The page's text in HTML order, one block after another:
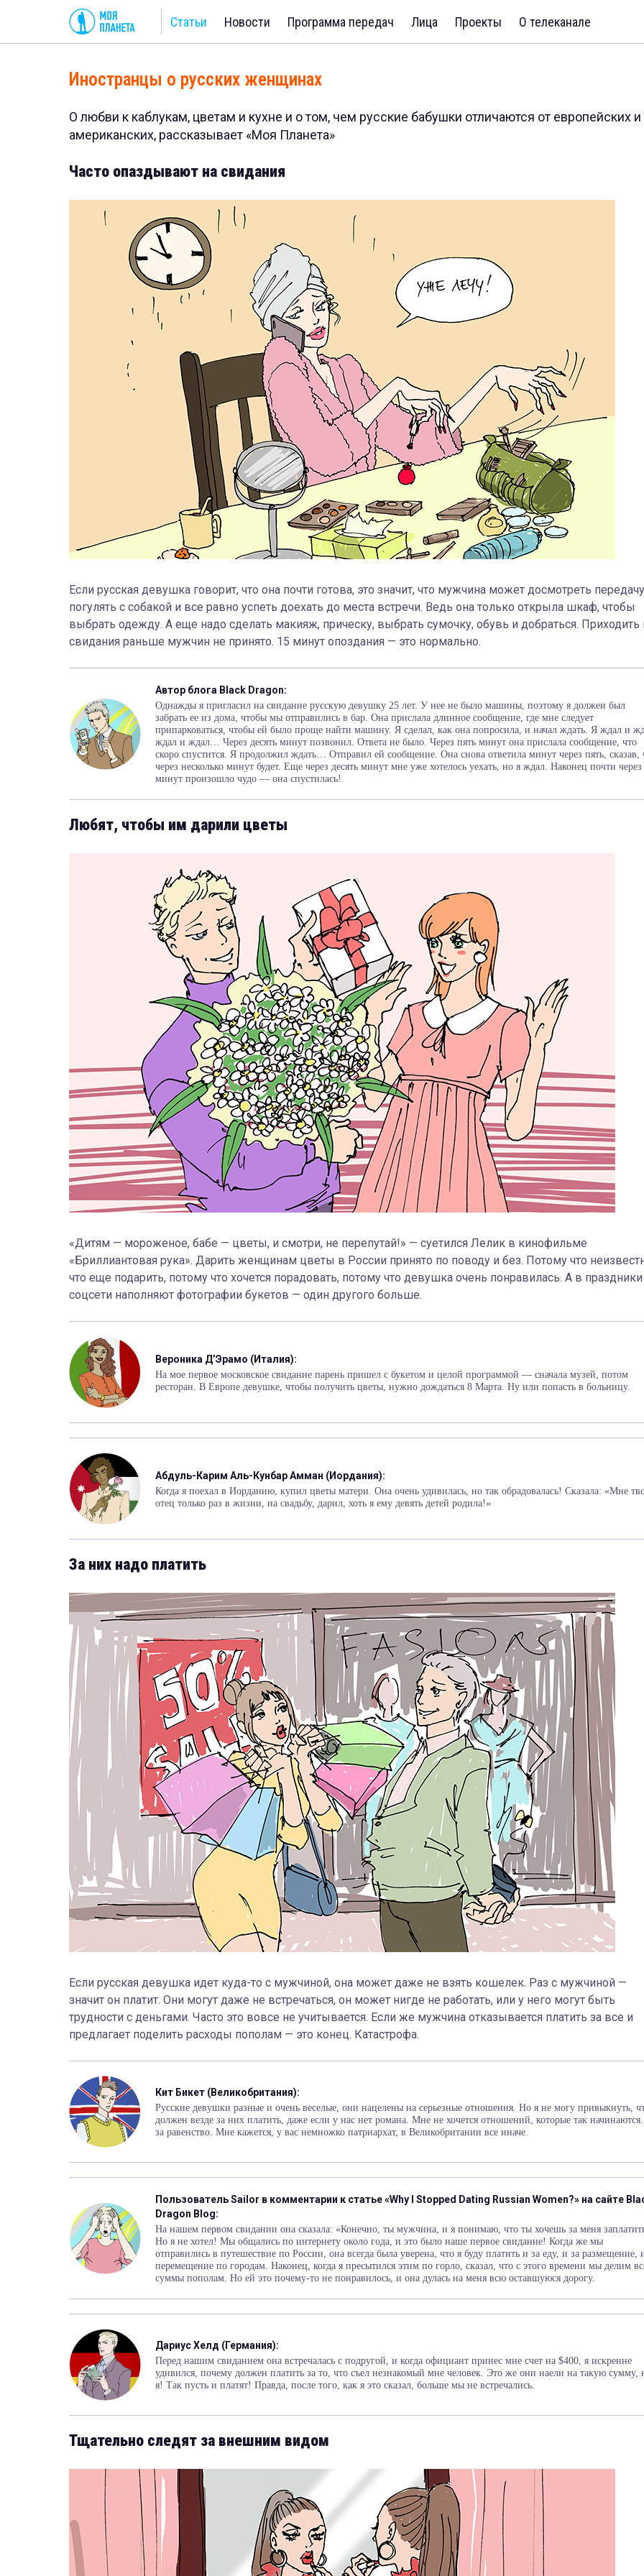
Статьи Новости Программа передач Лица Проекты О телеканале
Иностранцы о русских женщинах
О любви к каблукам, цветам и кухне и о том, чем русские бабушки отличаются от европейских и
американских, рассказывает «Моя Планета»
Часто опаздывают на свидания
Если русская девушка говорит, что она почти готова, это значит, что мужчина может досмотреть
погулять с собакой и все равно успеть доехать до места встречи. Ведь она только открыла шкаф, чтобы
выбрать одежду. А еще надо сделать макияж, прическу, выбрать сумочку, обувь и добраться. Приходить
свидания раньше мужчин не принято. 15 минут опоздания — это нормально.
Автор блога Black Dragon:
Однажды я пригласил на свидание русскую девушку 25 лет. У нее не было машины, поэтому я должен был
забрать ее из дома, чтобы мы отправились в бар. Она прислала длинное сообщение, где мне следует
припарковаться, чтобы ей было проще найти машину. Я сделал, как она попросила, и начал ждать. Я ждал и
ждал и ждал… Через десять минут позвонил. Ответа не было. Через пять минут она прислала сообщение, что
скоро спустится. Я продолжил ждать… Отправил ей сообщение. Она снова ответила минут через пять, сказав,
через несколько минут будет. Еще через десять минут мне уже хотелось уехать, но я ждал. Наконец почти через
минут произошло чудо — она спустилась!
Любят, чтобы им дарили цветы
«Дитям — мороженое, бабе — цветы, и смотри, не перепутай!» — суетился Лелик в кинофильме
«Бриллиантовая рука». Дарить женщинам цветы в России принято по поводу и без. Потому что
что еще подарить, потому что хочется порадовать, потому что девушка очень понравилась. А в праздники
соцсети наполняют фотографии букетов — один другого больше.
Вероника ДʼЭрамо (Италия):
На мое первое московское свидание парень пришел с букетом и целой программой — сначала музей, потом
ресторан. В Европе девушке, чтобы получить цветы, нужно дождаться 8 Марта. Ну или попасть в больницу.
Абдуль-Карим Аль-Кунбар Амман (Иордания):
Когда я поехал в Иорданию, купил цветы матери. Она очень удивилась, но так обрадовалась! Сказала: «Мне
отец только раз в жизни, на свадьбу, дарил, хоть я ему девять детей родила!»
За них надо платить
Если русская девушка идет куда-то с мужчиной, она может даже не взять кошелек. Раз с мужчиной —
значит он платит. Они могут даже не встречаться, он может нигде не работать, или у него могут быть
трудности с деньгами. Часто это вовсе не учитывается. Если же мужчина отказывается платить за все и
предлагает поделить расходы пополам — это конец. Катастрофа.
Кит Бикет (Великобритания):
Русские девушки разные и очень веселые, они нацелены на серьезные отношения. Но я не могу привыкнуть,
должен везде за них платить, даже если у нас нет романа. Мне не хочется отношений, которые так
за равенство. Мне кажется, у вас немножко патриархат, в Великобритании все иначе.
Пользователь Sailor в комментарии к статье «Why I Stopped Dating Russian Women?» на сайте
Dragon Blog:
На нашем первом свидании она сказала: «Конечно, ты мужчина, и я понимаю, что ты хочешь за меня
Но я не хотел! Мы общались по интернету около года, и это было наше первое свидание! Когда же мы
отправились в путешествие по России, она всегда была уверена, что я буду платить и за еду, и за размещение,
перемещение по городам. Наконец, когда я пресытился этим по горло, сказал, что с этого времени мы делим
суммы пополам. Но ей это почему-то не понравилось, и она дулась на меня всю оставшуюся дорогу.
Дариус Хелд (Германия):
Перед нашим свиданием она встречалась с подругой, и когда официант принес мне счет на $400, я искренне
удивился, почему должен платить за то, что съел незнакомый мне человек. Это же они наели на такую сумму,
я! Так пусть и платят! Правда, после того, как я это сказал, больше мы не встречались.
Тщательно следят за внешним видом